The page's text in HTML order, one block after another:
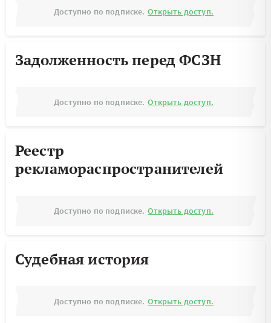
Доступно по подписке. Открыть доступ.
Задолженность перед ФСЗН
Доступно по подписке. Открыть доступ.
Реестр
рекламораспространителей
Доступно по подписке. Открыть доступ.
Судебная история
Доступно по подписке. Открыть доступ.